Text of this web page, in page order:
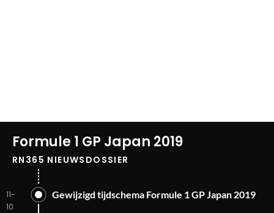
Formule 1 GP Japan 2019
RN365 NIEUWSDOSSIER
11-
10
Gewijzigd tijdschema Formule 1 GP Japan 2019